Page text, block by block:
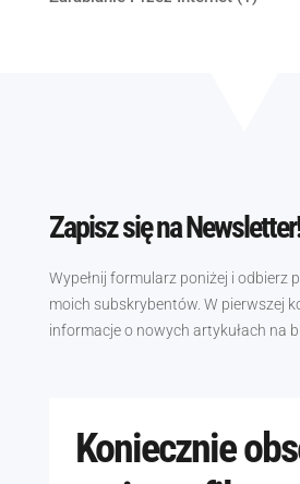
Zapisz się na Newsletter!
Wypełnij formularz poniżej i odbierz
moich subskrybentów. W pierwszej
informacje o nowych artykułach na
Koniecznie